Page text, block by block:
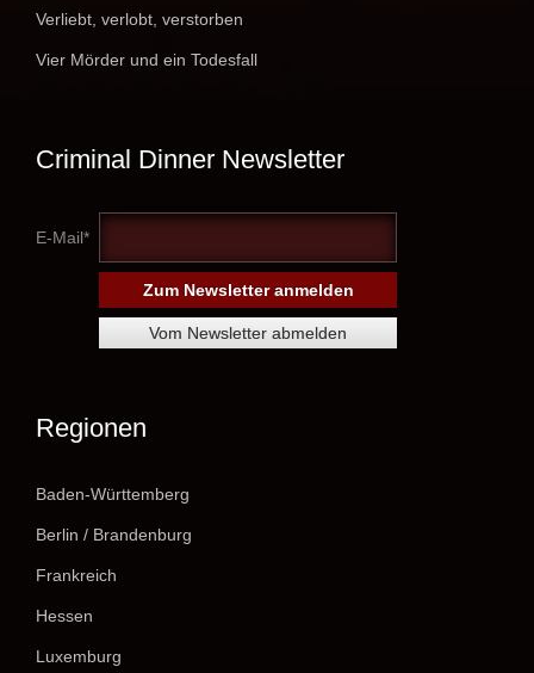
Verliebt, verlobt, verstorben
Vier Mörder und ein Todesfall
Criminal Dinner Newsletter
E-Mail*
Regionen
Baden-Württemberg
Berlin / Brandenburg
Frankreich
Hessen
Luxemburg